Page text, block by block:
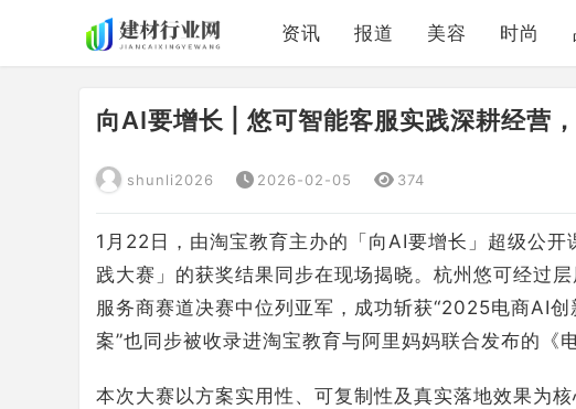
资讯 报道 美容 时尚
向AI要增长 | 悠可智能客服实践深耕经营
shunli2026 2026-02-05 374
1月22日，由淘宝教育主办的「向AI要增长」超级公
践大赛」的获奖结果同步在现场揭晓。杭州悠可经过
服务商赛道决赛中位列亚军，成功斩获“2025电商AI
案”也同步被收录进淘宝教育与阿里妈妈联合发布的《
本次大赛以方案实用性、可复制性及真实落地效果为